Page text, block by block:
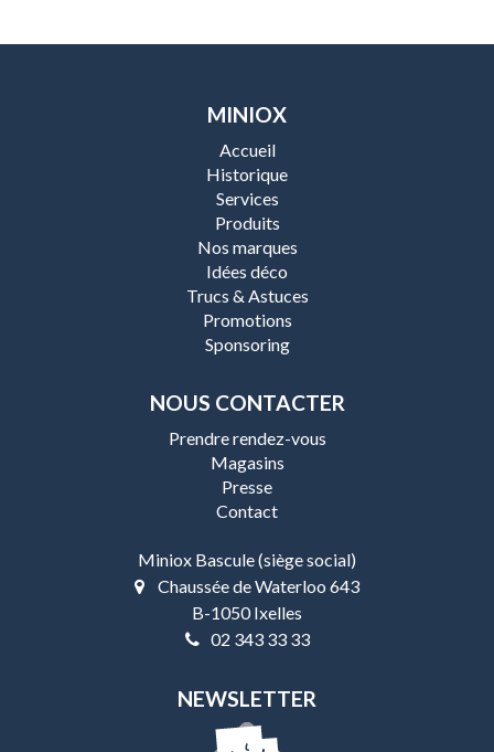
MINIOX
Accueil
Historique
Services
Produits
Nos marques
Idées déco
Trucs & Astuces
Promotions
Sponsoring
NOUS CONTACTER
Prendre rendez-vous
Magasins
Presse
Contact
Miniox Bascule (siège social)
Chaussée de Waterloo 643
B-1050 Ixelles
02 343 33 33
NEWSLETTER